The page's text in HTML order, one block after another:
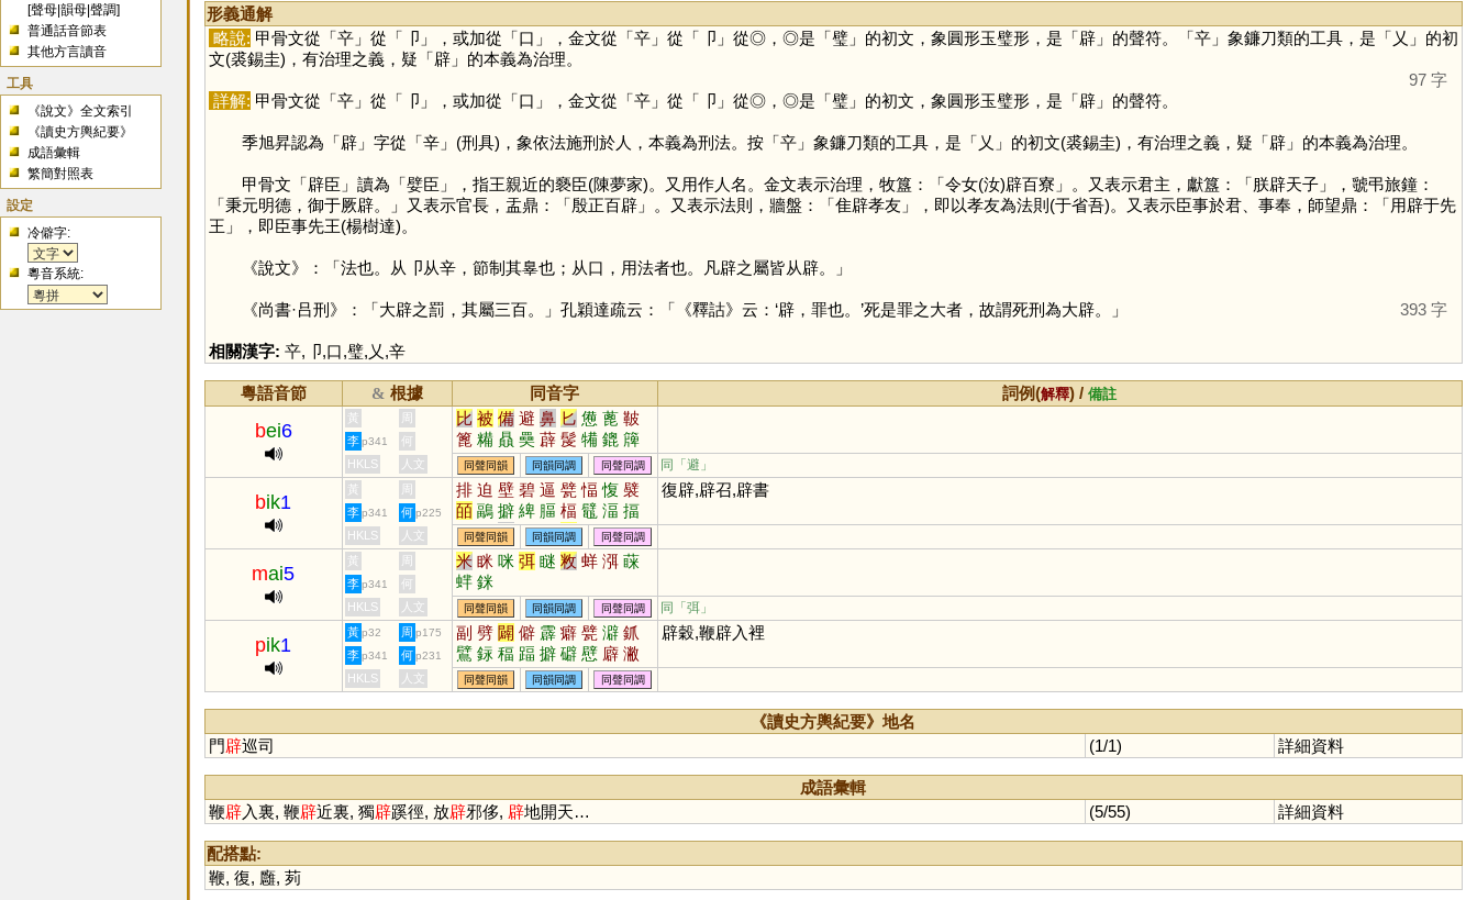
[聲母 |韻母 |聲調]
普通話音節表
其他方言讀音
工具
《說文》全文索引
《讀史方輿紀要》
成語彙輯
繁簡對照表
設定
冷僻字:
粵音系統:
形義通解
略說: 甲骨文從「䇂」從「 卩 」，或加從「口 」，金文從「䇂」從「 卩 」從◎，◎是「璧」的初文，象圓形玉璧形，是「辟」的聲符。「䇂」象鐮刀類的工具，是「 乂 」的初
文(裘錫圭)，有治理之義，疑「辟」的本義為治理。
97 字
詳解: 甲骨文從「䇂」從「 卩 」，或加從「口 」，金文從「䇂」從「 卩 」從◎，◎是「璧」的初文，象圓形玉璧形，是「辟」的聲符。
季旭昇認為「辟」字從「辛」(刑具)，象依法施刑於人，本義為刑法。按「䇂」象鐮刀類的工具，是「 乂 」的初文(裘錫圭)，有治理之義，疑「辟」的本義為治理。
甲骨文「辟臣」讀為「嬖臣」，指王親近的褻臣(陳夢家)。又用作人名。金文表示治理，牧簋：「令女(汝)辟百寮」。又表示君主，獻簋：「朕辟天子」，虢弔旅鐘：
「秉元明德，御于厥辟。」又表示官長，盂鼎：「殷正百辟」。又表示法則，牆盤：「隹辟孝友」，即以孝友為法則(于省吾)。又表示臣事於君、事奉，師望鼎：「用辟于先
王」，即臣事先王(楊樹達)。
《說文》：「法也。从卩从辛，節制其辠也；从口，用法者也。凡辟之屬皆从辟。」
《尚書·吕刑》：「大辟之罰，其屬三百。」孔穎達疏云：「《釋詁》云：‘辟，罪也。’死是罪之大者，故謂死刑為大辟。」 393 字
相關漢字: 䇂, 卩,口,璧, 乂 ,辛
粵語音節 & 根據 同音字 詞例(解釋) /備註
bei6
黃 周 比 被 備 避 鼻 匕 憊 蓖 鞁
篦 糒 贔 奰 薜 髲 犕 鎞 簰
襣 骳 箄
李 p341
何
HKLS
人文 同聲同韻 同韻同調 同聲同調 同「避 」
bik1
黃 周 排 迫 壁 碧 逼 甓 愊 愎 襞
皕 鶝 擗 綼 腷 楅 鼊 湢 揊
廦 繴 偪 躄 踾 璧 稫
復辟,辟召,辟書
李 p341 何 p225
HKLS 人文 同聲同韻 同韻同調 同聲同調
mai5
黃 周 米 眯 咪 弭 瞇 敉 蛘 渳 蔝
蝆 銤
李 p341
何
HKLS
人文 同聲同韻 同韻同調 同聲同調 同「弭 」
pik1
黃 p32 周 p175 副 劈 闢 僻 霹 癖 甓 澼 釽
鷿 銢 稫 踾 擗 礔 憵 廦 潎
辟穀,鞭辟入裡
李 p341 何 p231
HKLS 人文 同聲同韻 同韻同調 同聲同調
《讀史方輿紀要》地名
門辟巡司 (1/1) 詳細資料
成語彙輯
鞭辟入裏, 鞭辟近裏, 獨辟蹊徑, 放辟邪侈, 辟地開天… (5/55) 詳細資料
配搭點:
鞭, 復, 廱, 茢